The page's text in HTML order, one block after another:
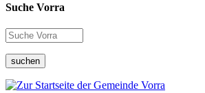
Suche Vorra
suchen